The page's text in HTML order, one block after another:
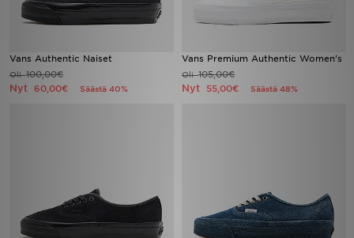
Vans Authentic Naiset
Oli100,00€
Nyt 60,00€ Säästä 40%
Vans Premium Authentic Women's
Oli105,00€
Nyt 55,00€ Säästä 48%